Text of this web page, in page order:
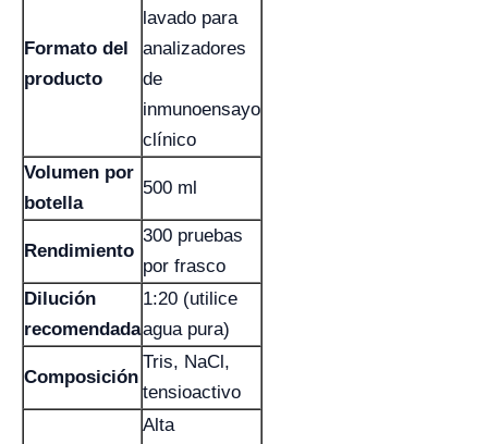
Formato del
producto
lavado para
analizadores
de
inmunoensayo
clínico
Volumen por
botella
500 ml
Rendimiento
300 pruebas
por frasco
Dilución
recomendada
1:20 (utilice
agua pura)
Composición
Tris, NaCl,
tensioactivo
Alta